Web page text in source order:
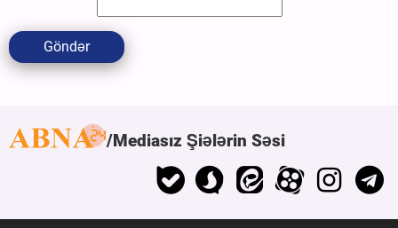
Göndər
Mediasız Şiələrin Səsi